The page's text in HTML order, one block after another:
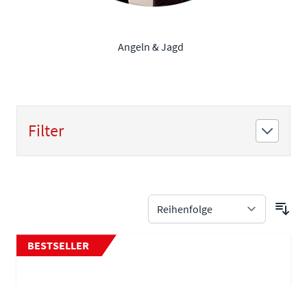
Angeln & Jagd
Filter
BESTSELLER